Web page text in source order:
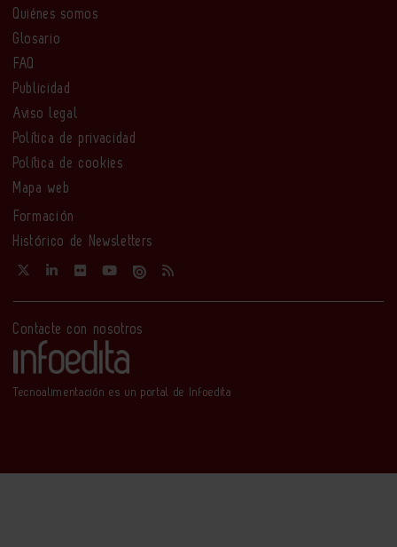
Quiénes somos
Glosario
FAQ
Publicidad
Aviso legal
Política de privacidad
Política de cookies
Mapa web
Formación
Histórico de Newsletters
Contacte con nosotros
Tecnoalimentación es un portal de Infoedita